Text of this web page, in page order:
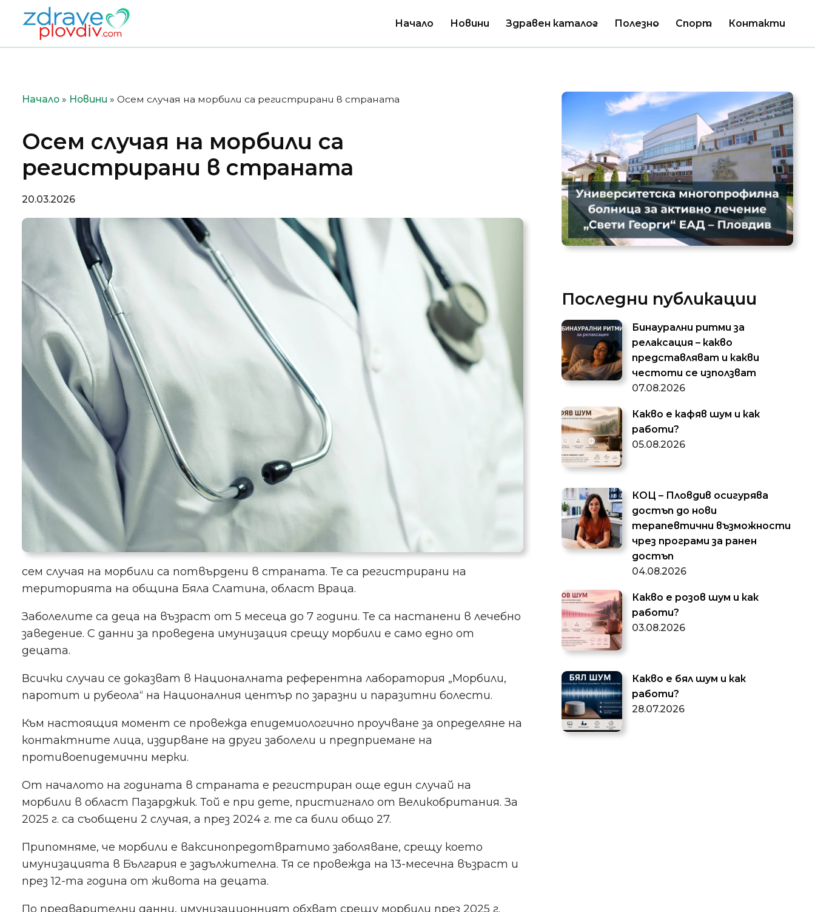
Преминете
към
съдържанието
Начало Новини Здравен каталог Полезно Спорт Контакти
Начало » Новини » Осем случая на морбили са регистрирани в страната
Осем случая на морбили са
регистрирани в страната
20.03.2026
сем случая на морбили са потвърдени в страната. Те са регистрирани на
територията на община Бяла Слатина, област Враца.
Заболелите са деца на възраст от 5 месеца до 7 години. Те са настанени в лечебно
заведение. С данни за проведена имунизация срещу морбили е само едно от
децата.
Всички случаи се доказват в Националната референтна лаборатория „Морбили,
паротит и рубеола“ на Националния център по заразни и паразитни болести.
Към настоящия момент се провежда епидемиологично проучване за определяне на
контактните лица, издирване на други заболели и предприемане на
противоепидемични мерки.
От началото на годината в страната е регистриран още един случай на
морбили в област Пазарджик. Той е при дете, пристигнало от Великобритания. За
2025 г. са съобщени 2 случая, а през 2024 г. те са били общо 27.
Припомняме, че морбили е ваксинопредотвратимо заболяване, срещу което
имунизацията в България е задължителна. Тя се провежда на 13-месечна възраст и
през 12-та година от живота на децата.
По предварителни данни, имунизационният обхват срещу морбили през 2025 г.
Последни публикации
Бинаурални ритми за
релаксация – какво
представляват и какви
честоти се използват
07.08.2026
Какво е кафяв шум и как
работи?
05.08.2026
КОЦ – Пловдив осигурява
достъп до нови
терапевтични възможности
чрез програми за ранен
достъп
04.08.2026
Какво е розов шум и как
работи?
03.08.2026
Какво е бял шум и как
работи?
28.07.2026